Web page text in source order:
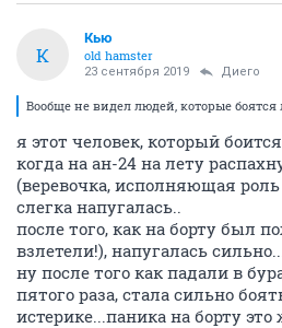
К
Кью
old hamster
23 сентября 2019 Диего
Вообще не видел людей, которые боятся
я этот человек, который
когда на ан-24 на лету
(веревочка, исполняющая роль
слегка напугалась..
после того, как на борту был
взлетели!), напугалась
ну после того как падали в
пятого раза, стала сильно
истерике...паника на борту это